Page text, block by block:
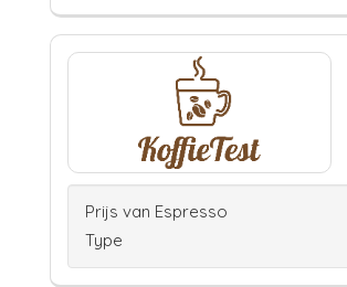
Prijs van Espresso
Type